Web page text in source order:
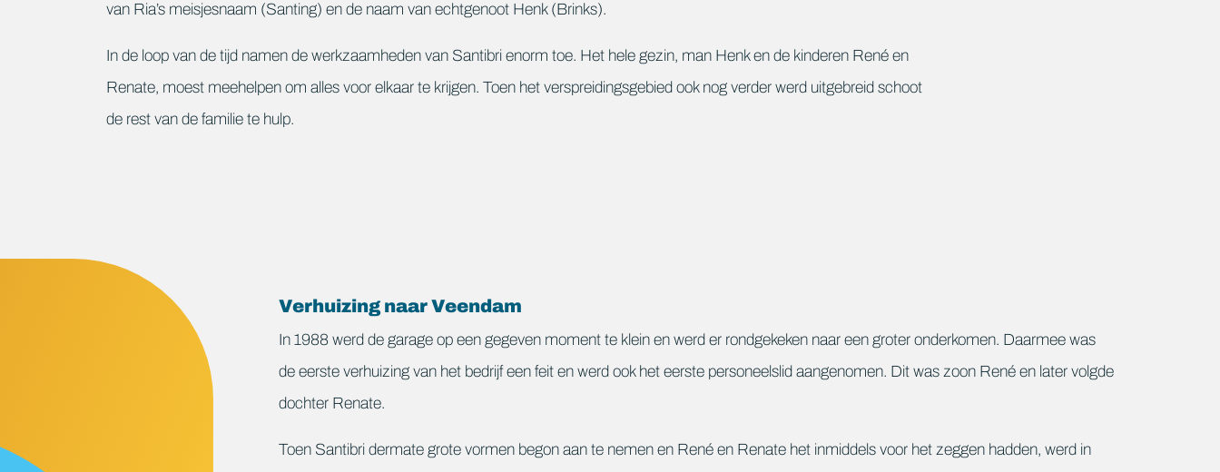
van Ria’s meisjesnaam (Santing) en de naam van echtgenoot Henk (Brinks).
In de loop van de tijd namen de werkzaamheden van Santibri enorm toe. Het hele gezin, man Henk en de kinderen René en
Renate, moest meehelpen om alles voor elkaar te krijgen. Toen het verspreidingsgebied ook nog verder werd uitgebreid schoot
de rest van de familie te hulp.
Verhuizing naar Veendam
In 1988 werd de garage op een gegeven moment te klein en werd er rondgekeken naar een groter onderkomen. Daarmee was
de eerste verhuizing van het bedrijf een feit en werd ook het eerste personeelslid aangenomen. Dit was zoon René en later volgde
dochter Renate.
Toen Santibri dermate grote vormen begon aan te nemen en René en Renate het inmiddels voor het zeggen hadden, werd in